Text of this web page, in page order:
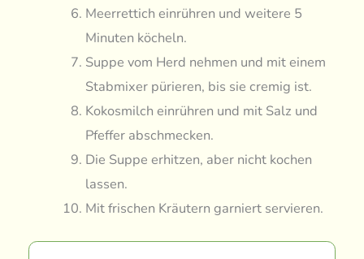
Meerrettich einrühren und weitere 5
Minuten köcheln.
Suppe vom Herd nehmen und mit einem
Stabmixer pürieren, bis sie cremig ist.
Kokosmilch einrühren und mit Salz und
Pfeffer abschmecken.
Die Suppe erhitzen, aber nicht kochen
lassen.
Mit frischen Kräutern garniert servieren.